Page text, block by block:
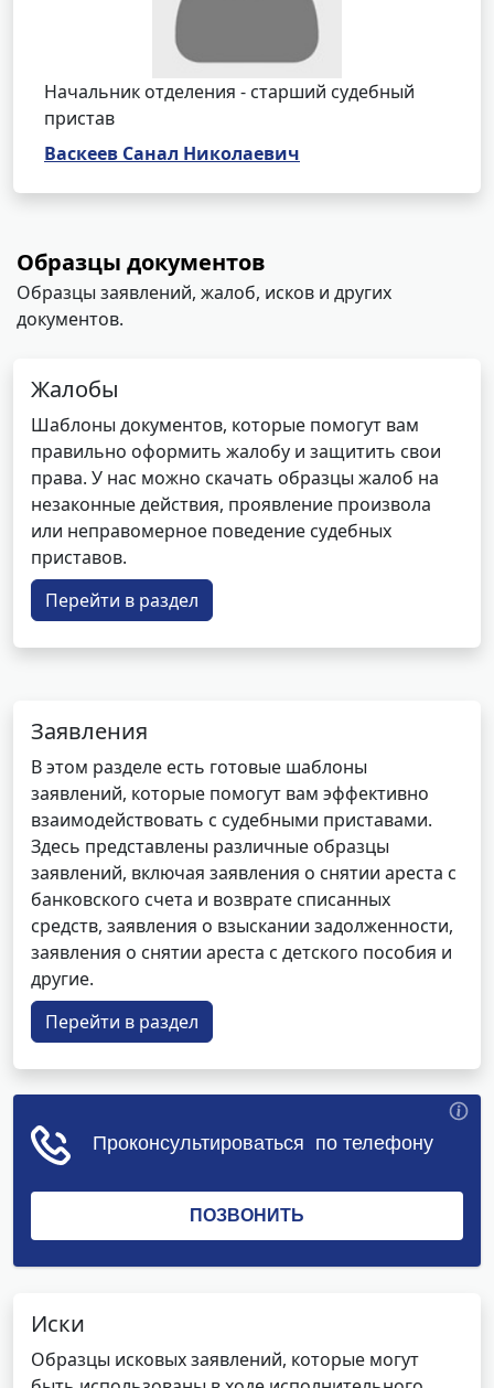
Начальник отделения - старший судебный
пристав
Васкеев Санал Николаевич
Образцы документов
Образцы заявлений, жалоб, исков и других
документов.
Жалобы
Шаблоны документов, которые помогут вам
правильно оформить жалобу и защитить свои
права. У нас можно скачать образцы жалоб на
незаконные действия, проявление произвола
или неправомерное поведение судебных
приставов.
Перейти в раздел
Заявления
В этом разделе есть готовые шаблоны
заявлений, которые помогут вам эффективно
взаимодействовать с судебными приставами.
Здесь представлены различные образцы
заявлений, включая заявления о снятии ареста с
банковского счета и возврате списанных
средств, заявления о взыскании задолженности,
заявления о снятии ареста с детского пособия и
другие.
Перейти в раздел
Иски
Образцы исковых заявлений, которые могут